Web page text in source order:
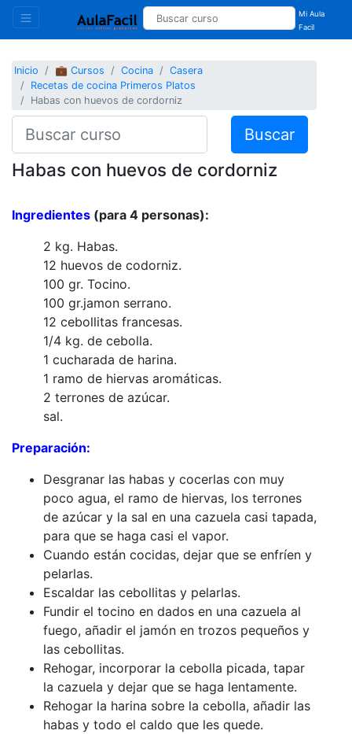
Mi Aula
Facil
Inicio 💼 Cursos Cocina
Casera
Recetas de cocina Primeros Platos
Habas con huevos de cordorniz
Buscar
Habas con huevos de cordorniz
Ingredientes (para 4 personas):
2 kg. Habas.
12 huevos de codorniz.
100 gr. Tocino.
100 gr.jamon serrano.
12 cebollitas francesas.
1/4 kg. de cebolla.
1 cucharada de harina.
1 ramo de hiervas aromáticas.
2 terrones de azúcar.
sal.
Preparación:
Desgranar las habas y cocerlas con muy
poco agua, el ramo de hiervas, los terrones
de azúcar y la sal en una cazuela casi tapada,
para que se haga casi el vapor.
Cuando están cocidas, dejar que se enfríen y
pelarlas.
Escaldar las cebollitas y pelarlas.
Fundir el tocino en dados en una cazuela al
fuego, añadir el jamón en trozos pequeños y
las cebollitas.
Rehogar, incorporar la cebolla picada, tapar
la cazuela y dejar que se haga lentamente.
Rehogar la harina sobre la cebolla, añadir las
habas y todo el caldo que les quede.